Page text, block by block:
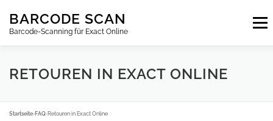
Inhalt
springen
BARCODE SCAN
Barcode-Scanning für Exact Online
Menu
ABONNEMENTS FAQ BLOG KONTAKT
ANMELDEN DE
RETOUREN IN EXACT ONLINE
Startseite›FAQ›Retouren in Exact Online